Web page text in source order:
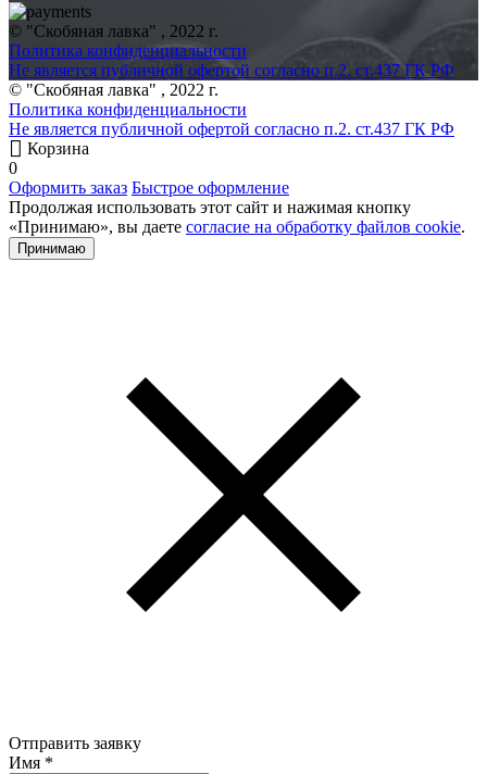
© "Скобяная лавка" , 2022 г.
Политика конфиденциальности
Не является публичной офертой согласно п.2. ст.437 ГК РФ
© "Скобяная лавка" , 2022 г.
Политика конфиденциальности
Не является публичной офертой согласно п.2. ст.437 ГК РФ
Корзина
0
Оформить заказ Быстрое оформление
Продолжая использовать этот сайт и нажимая кнопку
«Принимаю», вы даете согласие на обработку файлов cookie.
Принимаю
Отправить заявку
Имя *